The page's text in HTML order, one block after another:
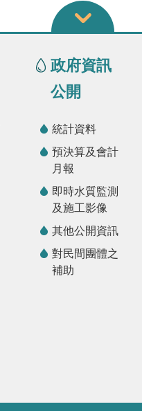
政府資訊
公開
統計資料
預決算及會計
月報
即時水質監測
及施工影像
其他公開資訊
對民間團體之
補助